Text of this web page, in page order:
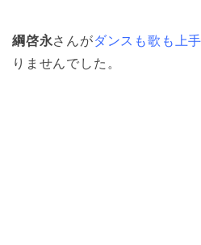
綱啓永さんがダンスも歌も上
りませんでした。